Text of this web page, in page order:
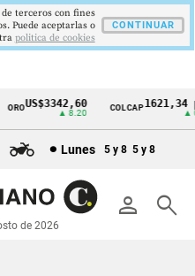
OROUS$3342,60
▲ 8.20
COLCAP1621,34
▲
Lunes 5 y 8 5 y 8
person search
de 2026
terceros con fines
Puede aceptarlas o
politica de cookies
CONTINUAR